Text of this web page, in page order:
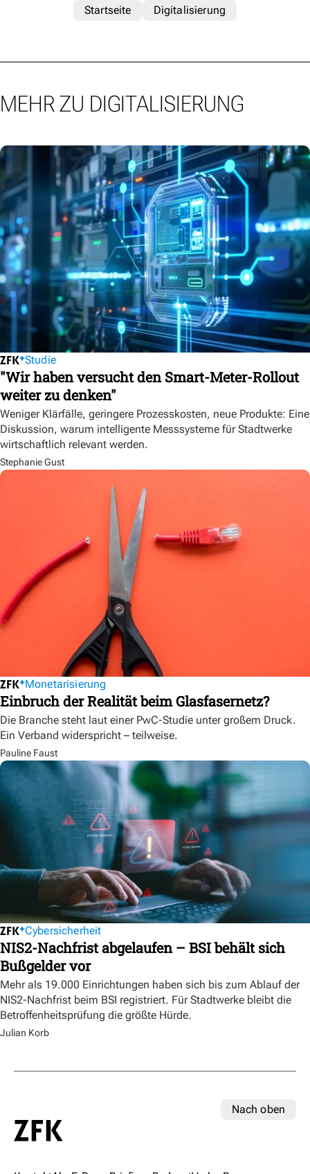
Startseite
Digitalisierung
MEHR ZU DIGITALISIERUNG
Studie
"Wir haben versucht den Smart-Meter-Rollout
weiter zu denken"
Weniger Klärfälle, geringere Prozesskosten, neue Produkte: Eine
Diskussion, warum intelligente Messsysteme für Stadtwerke
wirtschaftlich relevant werden.
Stephanie Gust
Monetarisierung
Einbruch der Realität beim Glasfasernetz?
Die Branche steht laut einer PwC-Studie unter großem Druck.
Ein Verband widerspricht – teilweise.
Pauline Faust
Cybersicherheit
NIS2-Nachfrist abgelaufen – BSI behält sich
Bußgelder vor
Mehr als 19.000 Einrichtungen haben sich bis zum Ablauf der
NIS2-Nachfrist beim BSI registriert. Für Stadtwerke bleibt die
Betroffenheitsprüfung die größte Hürde.
Julian Korb
Nach oben